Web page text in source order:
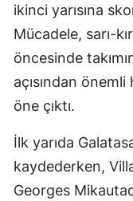
ikinci yarısına
Mücadele, sarı-
öncesinde
açısından
öne çıktı.
İlk yarıda
kaydederken,
Georges